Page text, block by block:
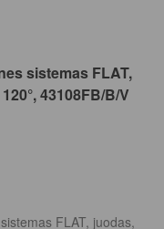
sistemas FLAT,
43108FB/B/V